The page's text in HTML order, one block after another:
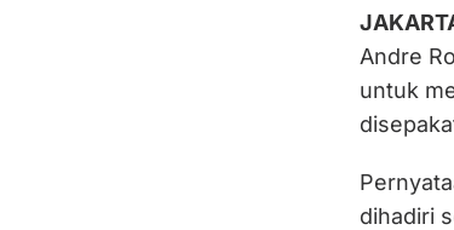
Andre
untuk
dihadiri